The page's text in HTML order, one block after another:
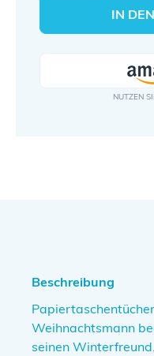
IN
Beschreibung
Weihnachtsmann
seinen